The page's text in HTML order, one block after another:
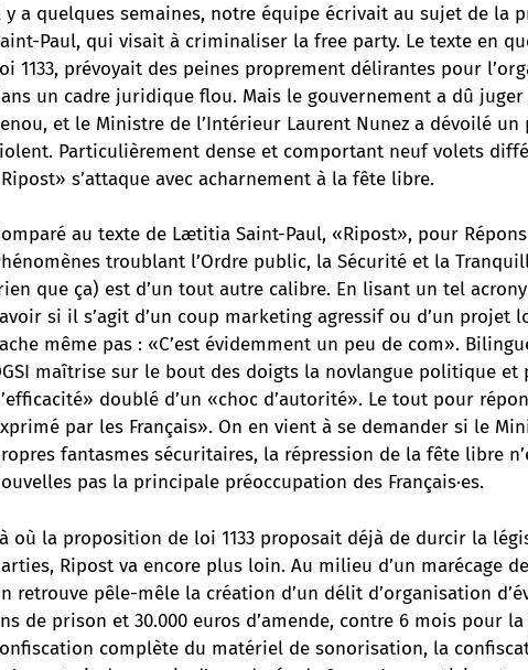
y a quelques semaines, notre équipe écrivait au sujet de la
Paul, qui visait à criminaliser la free party. Le texte en
1133, prévoyait des peines proprement délirantes pour
un cadre juridique flou. Mais le gouvernement a dû
et le Ministre de l’Intérieur Laurent Nunez a dévoilé
Particulièrement dense et comportant neuf volets
s’attaque avec acharnement à la fête libre.
au texte de Lætitia Saint-Paul, «Ripost», pour
troublant l’Ordre public, la Sécurité et la
que ça) est d’un tout autre calibre. En lisant un tel
si il s’agit d’un coup marketing agressif ou d’un projet
même pas : «C’est évidemment un peu de com».
maîtrise sur le bout des doigts la novlangue politique et
doublé d’un «choc d’autorité». Le tout pour
par les Français». On en vient à se demander si le
fantasmes sécuritaires, la répression de la fête libre
pas la principale préoccupation des Français·es.
où la proposition de loi 1133 proposait déjà de durcir la
Ripost va encore plus loin. Au milieu d’un marécage
retrouve pêle-mêle la création d’un délit d’organisation
de prison et 30.000 euros d’amende, contre 6 mois pour
complète du matériel de sonorisation, la